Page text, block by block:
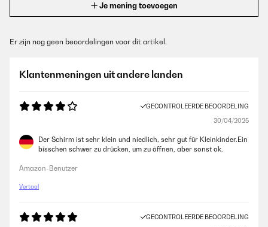
Je mening toevoegen
Er zijn nog geen beoordelingen voor dit artikel.
Klantenmeningen uit andere landen
GECONTROLEERDE BEOORDELING
30/04/2025
Der Schirm ist sehr klein und niedlich, sehr gut für Kleinkinder.Ein
bisschen schwer zu drücken, um zu öffnen, aber sonst ok.
Amazon-Benutzer
Vertaal
GECONTROLEERDE BEOORDELING